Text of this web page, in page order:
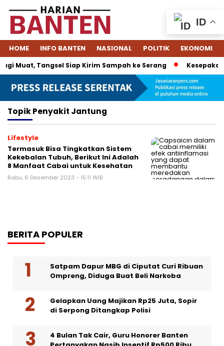
HOME INFO BANTEN NASIONAL POLITIK EKONOMI
Muat, Tangsel Siap Kirim Sampah ke Serang
TopikPenyakit Jantung
Lifestyle
Termasuk Bisa Tingkatkan Sistem
Kekebalan Tubuh, Berikut Ini Adalah
8 Manfaat Cabai untuk Kesehatan
Rabu, 6 Desember 2023 - 15:11 WIB
BERITA POPULER
Satpam Dapur MBG di Ciputat Curi Ribuan
Ompreng, Diduga Buat Beli Narkoba
Gelapkan Uang Majikan Rp25 Juta, Sopir
di Serpong Ditangkap Polisi
4 Bulan Tak Cair, Guru Honorer Banten
ID